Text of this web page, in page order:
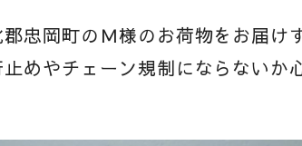
忠岡町のＭ様のお荷物をお届け
めやチェーン規制にならないか